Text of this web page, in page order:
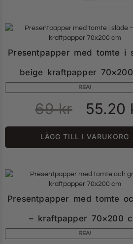
Presentpapper med tomte i
beige kraftpapper
REA!
69kr 55.20
LÄGG TILL I VARUKORG
Presentpapper med tomte
– kraftpapper 70×200
REA!